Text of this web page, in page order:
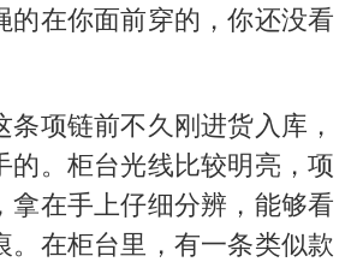
的在你面前穿的，你还没看
条项链前不久刚进货入库，
的。柜台光线比较明亮，项
拿在手上仔细分辨，能够看
。在柜台里，有一条类似款